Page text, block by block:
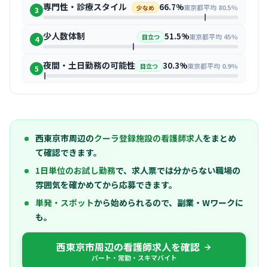
3 専門性・診療スタイル 少なめ 66.7%東京都平均 80.5%
4 少人数体制 目立つ 51.5%東京都平均 45%
5 夜間・土日勤務の可能性 目立つ 30.3%東京都平均 0.9%
西東京市周辺のクーラ登録施設の看護師求人をまとめ
て確認できます。
1日単位のお試し勤務で、求人票では分からない職場の
雰囲気を確かめてから応募できます。
単発・スポットから始められるので、副業・Wワークに
も。
西東京市周辺の看護師求人を確認
パート・常勤・スキマバイト